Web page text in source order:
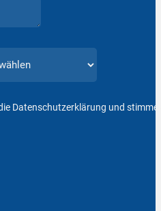
Datenschutzerklärung und